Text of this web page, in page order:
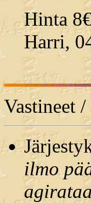
Hinta
Harri,
Vastineet
ilmo